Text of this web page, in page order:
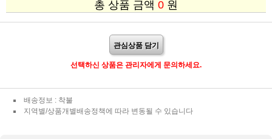
총 상품 금액 0 원
관심상품 담기
선택하신 상품은 관리자에게 문의하세요.
배송정보 : 착불
지역별/상품개별배송정책에 따라 변동될 수 있습니다